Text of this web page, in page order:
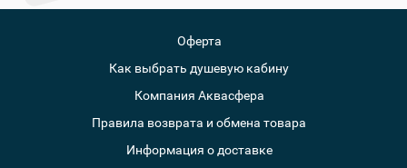
Оферта
Как выбрать душевую кабину
Компания Аквасфера
Правила возврата и обмена товара
Информация о доставке